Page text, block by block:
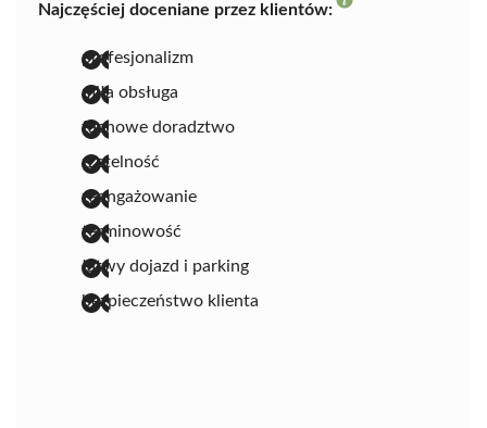
Najczęściej doceniane przez klientów:
profesjonalizm
miła obsługa
fachowe doradztwo
rzetelność
zaangażowanie
terminowość
łatwy dojazd i parking
bezpieczeństwo klienta